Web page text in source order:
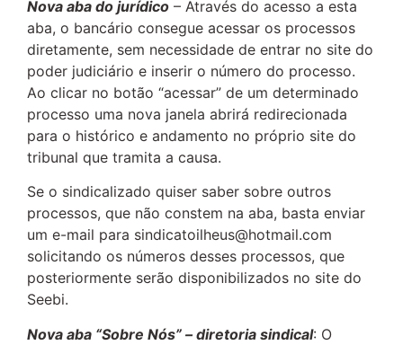
Nova aba do jurídico – Através do acesso a esta
aba, o bancário consegue acessar os processos
diretamente, sem necessidade de entrar no site do
poder judiciário e inserir o número do processo.
Ao clicar no botão “acessar” de um determinado
processo uma nova janela abrirá redirecionada
para o histórico e andamento no próprio site do
tribunal que tramita a causa.
Se o sindicalizado quiser saber sobre outros
processos, que não constem na aba, basta enviar
um e-mail para sindicatoilheus@hotmail.com
solicitando os números desses processos, que
posteriormente serão disponibilizados no site do
Seebi.
Nova aba “Sobre Nós” – diretoria sindical: O